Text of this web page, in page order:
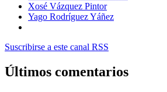
Xosé Vázquez Pintor
Yago Rodríguez Yáñez
Suscribirse a este canal RSS
Últimos comentarios